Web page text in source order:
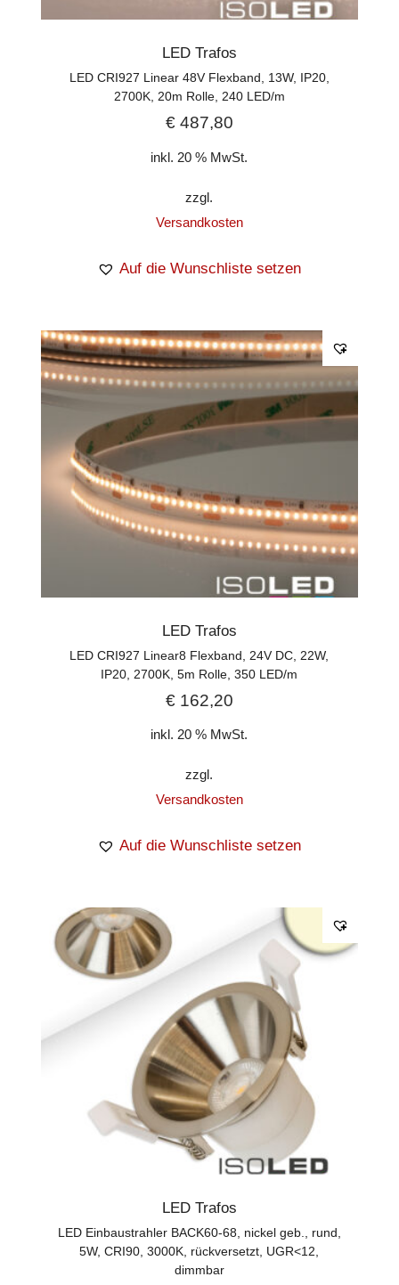
LED Trafos
LED CRI927 Linear 48V Flexband, 13W, IP20,
2700K, 20m Rolle, 240 LED/m
€487,80
inkl. 20 % MwSt.
zzgl.
Versandkosten
Auf die Wunschliste setzen
LED Trafos
LED CRI927 Linear8 Flexband, 24V DC, 22W,
IP20, 2700K, 5m Rolle, 350 LED/m
€162,20
inkl. 20 % MwSt.
zzgl.
Versandkosten
Auf die Wunschliste setzen
LED Trafos
LED Einbaustrahler BACK60-68, nickel geb., rund,
5W, CRI90, 3000K, rückversetzt, UGR<12,
dimmbar